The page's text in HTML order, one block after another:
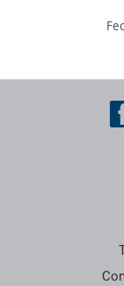
Pie de página